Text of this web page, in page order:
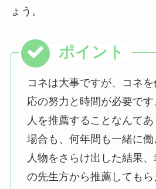
ょう。
コネは大事ですが、コネ
応の努力と時間が必要で
人を推薦することなんて
場合も、何年間も一緒に働
人物をさらけ出した結果
の先生方から推薦しても